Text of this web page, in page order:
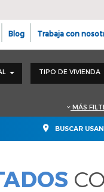
Blog Trabaja con
TIPO DE VIVIENDA
MÁS
BUSCAR